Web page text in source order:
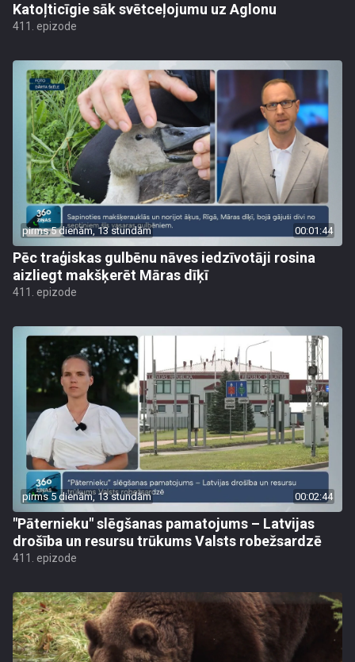
Katoļticīgie sāk svētceļojumu uz Aglonu
411. epizode
pirms 5 dienām, 13 stundām 00:01:44
Pēc traģiskas gulbēnu nāves iedzīvotāji rosina
aizliegt makšķerēt Māras dīķī
411. epizode
pirms 5 dienām, 13 stundām 00:02:44
"Pāternieku" slēgšanas pamatojums – Latvijas
drošība un resursu trūkums Valsts robežsardzē
411. epizode